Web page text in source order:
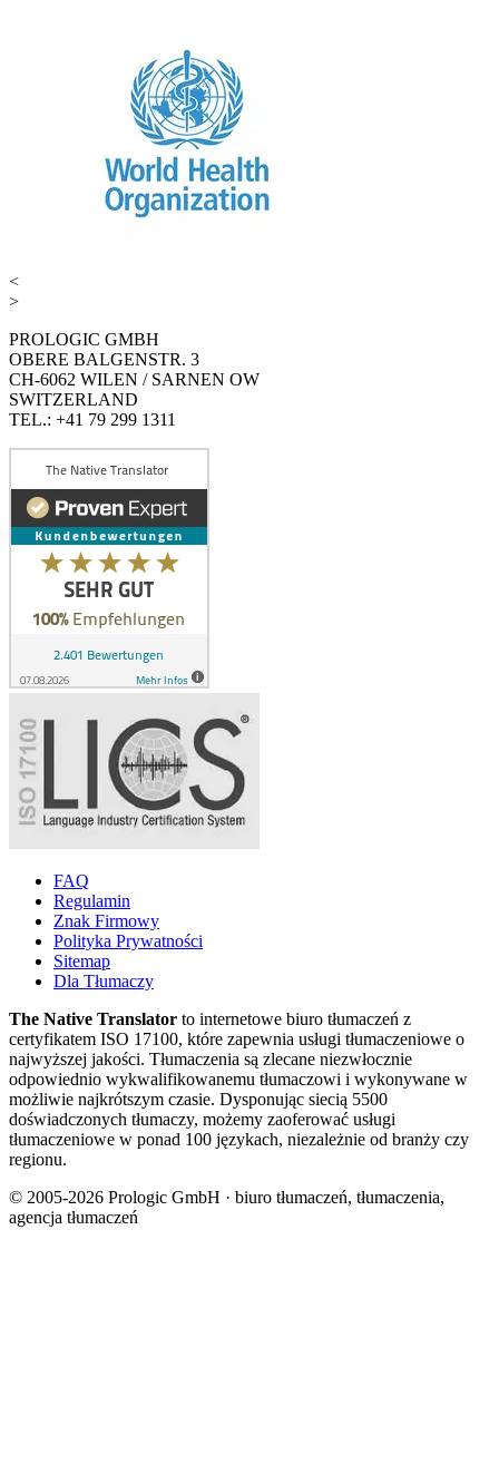
<
>
PROLOGIC GMBH
OBERE BALGENSTR. 3
CH-6062 WILEN / SARNEN OW
SWITZERLAND
TEL.: +41 79 299 1311
FAQ
Regulamin
Znak Firmowy
Polityka Prywatności
Sitemap
Dla Tłumaczy
The Native Translator to internetowe biuro tłumaczeń z
certyfikatem ISO 17100, które zapewnia usługi tłumaczeniowe o
najwyższej jakości. Tłumaczenia są zlecane niezwłocznie
odpowiednio wykwalifikowanemu tłumaczowi i wykonywane w
możliwie najkrótszym czasie. Dysponując siecią 5500
doświadczonych tłumaczy, możemy zaoferować usługi
tłumaczeniowe w ponad 100 językach, niezależnie od branży czy
regionu.
© 2005-2026 Prologic GmbH · biuro tłumaczeń, tłumaczenia,
agencja tłumaczeń